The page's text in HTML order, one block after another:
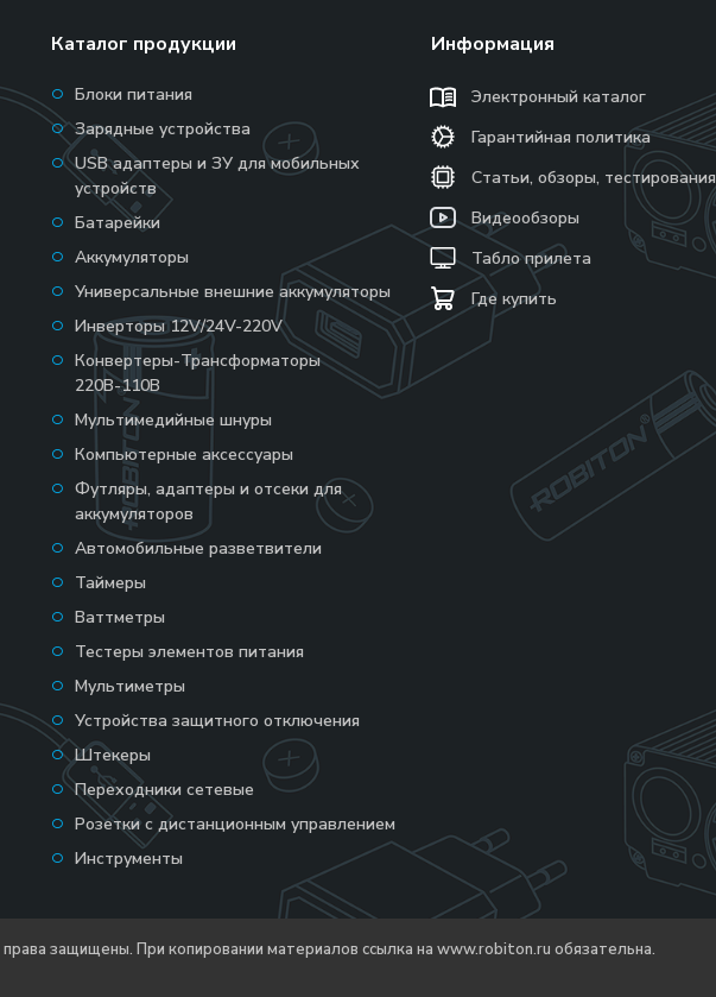
Каталог продукции
Блоки питания
Зарядные устройства
USB адаптеры и ЗУ для мобильных
устройств
Батарейки
Аккумуляторы
Универсальные внешние аккумуляторы
Инверторы 12V/24V-220V
Конвертеры-Трансформаторы
220В-110В
Мультимедийные шнуры
Компьютерные аксессуары
Футляры, адаптеры и отсеки для
аккумуляторов
Автомобильные разветвители
Таймеры
Ваттметры
Тестеры элементов питания
Мультиметры
Устройства защитного отключения
Штекеры
Переходники сетевые
Розетки с дистанционным управлением
Инструменты
Информация
Электронный каталог
Гарантийная политика
Статьи, обзоры, тестирования
Видеообзоры
Табло прилета
Где купить
защищены. При копировании материалов ссылка на www.robiton.ru обязательна.